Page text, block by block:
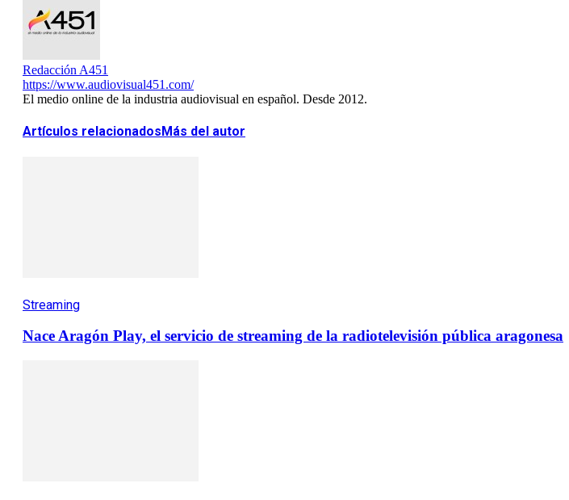
Redacción A451
https://www.audiovisual451.com/
El medio online de la industria audiovisual en español. Desde 2012.
Artículos relacionados Más del autor
Streaming
Nace Aragón Play, el servicio de streaming de la radiotelevisión pública aragonesa